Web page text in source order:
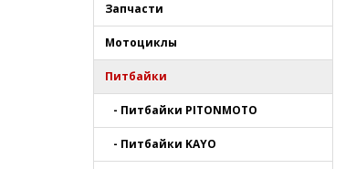
Запчасти
Мотоциклы
Питбайки
- Питбайки PITONMOTO
- Питбайки KAYO